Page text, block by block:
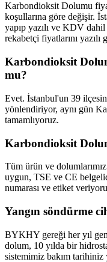
Karbondioksit Dolumu
koşullarına göre değişir.
yapıp yazılı ve KDV
rekabetçi fiyatlarını yazılı
Karbondioksit
mu?
Evet. İstanbul'un 39
yönlendiriyor, aynı gün
tamamlıyoruz.
Karbondioksit
Tüm ürün ve
uygun, TSE ve CE
numarası ve etiket
Yangın söndürme
BYKHY gereği her yıl
dolum, 10 yılda bir
sistemimiz bakım tarihiniz